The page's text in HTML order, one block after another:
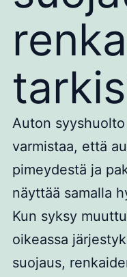
Auton
varmistaa, että
pimeydestä ja
näyttää samalla
Kun syksy
oikeassa
suojaus,